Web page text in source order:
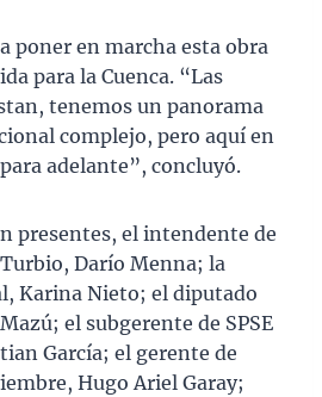
poner en marcha esta obra
para la Cuenca. “Las
tenemos un panorama
complejo, pero aquí en
adelante”, concluyó.
presentes, el intendente de
Darío Menna; la
Karina Nieto; el diputado
el subgerente de SPSE
García; el gerente de
Hugo Ariel Garay;